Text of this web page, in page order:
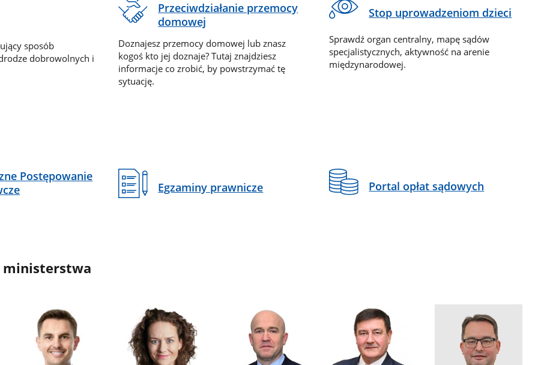
sposób
dobrowolnych i
Przeciwdziałanie przemocy
domowej
Doznajesz przemocy domowej lub znasz
kogoś kto jej doznaje? Tutaj znajdziesz
informacje co zrobić, by powstrzymać tę
sytuację.
Stop uprowadzeniom dzieci
Sprawdź organ centralny, mapę sądów
specjalistycznych, aktywność na arenie
międzynarodowej.
Postępowanie
Egzaminy prawnicze Portal opłat sądowych